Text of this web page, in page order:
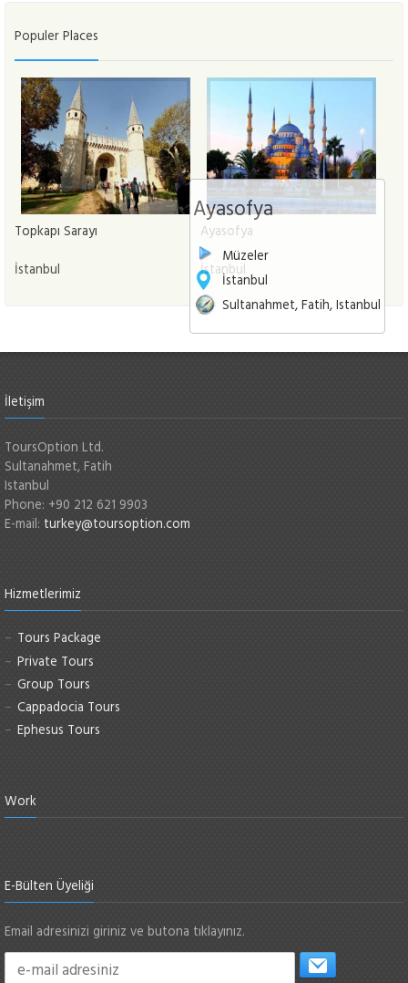
Ayasofya
Müzeler
İstanbul
Sultanahmet, Fatih, Istanbul
Populer Places
Topkapı Sarayı
İstanbul
Ayasofya
İstanbul
İletişim
ToursOption Ltd.
Sultanahmet, Fatih
Istanbul
Phone: +90 212 621 9903
E-mail: turkey@toursoption.com
Hizmetlerimiz
Tours Package
Private Tours
Group Tours
Cappadocia Tours
Ephesus Tours
Work
E-Bülten Üyeliği
Email adresinizi giriniz ve butona tıklayınız.